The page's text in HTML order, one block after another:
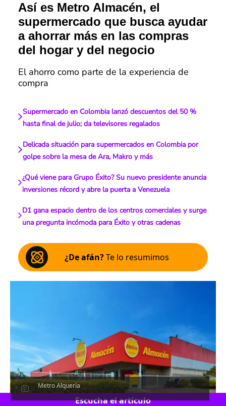
Así es Metro Almacén, el
supermercado que busca ayudar
a ahorrar más en las compras
del hogar y del negocio
El ahorro como parte de la experiencia de
compra
Supermercado en Colombia lanzó descuentos del 50 %
hasta final de julio; da televisores regalados
Delicada situación para supermercados en Colombia por
golpe sobre la mesa de Ara, Makro y más
¿Qué viene para Grupo Éxito? Su nuevo presidente anuncia
inversiones récord y abre la puerta a Venezuela
D1 gana espacio dentro de los centros comerciales y surge
una pregunta incómoda para Éxito y otras cadenas
¿De afán?Te lo resumimos
Metro Alquería
Escucha el artículo